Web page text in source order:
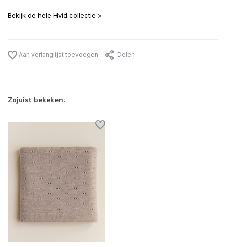
Bekijk de hele Hvid collectie >
Aan verlanglijst toevoegen Delen
Zojuist bekeken: